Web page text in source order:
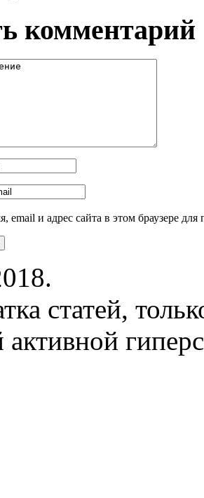
комментарий
email и адрес сайта в этом браузере
статей,
активной